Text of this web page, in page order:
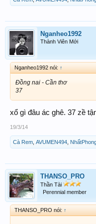
Nganheo1992
Thành Viên Mới
Nganheo1992 nói: ↑
Đồng nai - Cần thơ
37
xổ gì đâu ác ghê. 37 zề
19/3/14
Cà Rem AVUMEN494
THANSO_PRO
Thần Tài
Perennial member
THANSO_PRO nói: ↑